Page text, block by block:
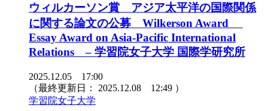
ウィルカーソン賞 アジア太平洋の国際関係
に関する論文の公募 Wilkerson Award
Essay Award on Asia-Pacific International
Relations – 学習院女子大学 国際学研究所
2025.12.05 17:00
（最終更新日： 2025.12.08 12:49 ）
学習院女子大学